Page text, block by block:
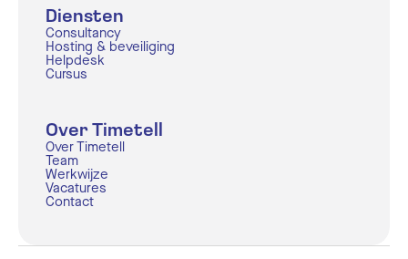
Diensten
Consultancy
Hosting & beveiliging
Helpdesk
Cursus
Over Timetell
Over Timetell
Team
Werkwijze
Vacatures
Contact